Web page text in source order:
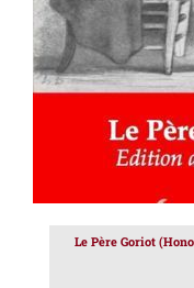
Le Père Goriot